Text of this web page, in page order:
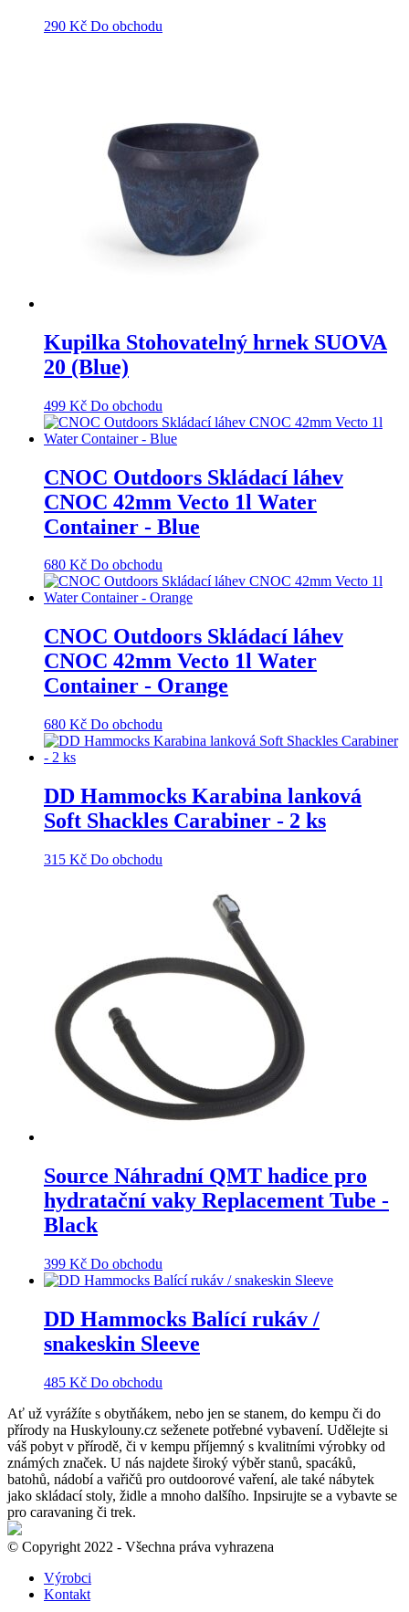
290 Kč Do obchodu
Kupilka Stohovatelný hrnek SUOVA
20 (Blue)
499 Kč Do obchodu
CNOC Outdoors Skládací láhev
CNOC 42mm Vecto 1l Water
Container - Blue
680 Kč Do obchodu
CNOC Outdoors Skládací láhev
CNOC 42mm Vecto 1l Water
Container - Orange
680 Kč Do obchodu
DD Hammocks Karabina lanková
Soft Shackles Carabiner - 2 ks
315 Kč Do obchodu
Source Náhradní QMT hadice pro
hydratační vaky Replacement Tube -
Black
399 Kč Do obchodu
DD Hammocks Balící rukáv /
snakeskin Sleeve
485 Kč Do obchodu
Ať už vyrážíte s obytňákem, nebo jen se stanem, do kempu či do
přírody na Huskylouny.cz seženete potřebné vybavení. Udělejte si
váš pobyt v přírodě, či v kempu příjemný s kvalitními výrobky od
známých značek. U nás najdete široký výběr stanů, spacáků,
batohů, nádobí a vařičů pro outdoorové vaření, ale také nábytek
jako skládací stoly, židle a mnoho dalšího. Inpsirujte se a vybavte se
pro caravaning či trek.
© Copyright 2022 - Všechna práva vyhrazena
Výrobci
Kontakt